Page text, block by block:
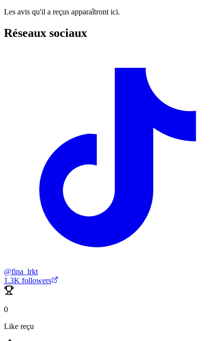
Les avis qu'il a reçus apparaîtront ici.
Réseaux sociaux
@fina_lrkt
1.3K followers
0
Like reçu